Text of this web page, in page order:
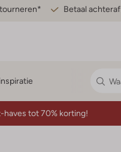
Betaal
haves tot 70% korting!